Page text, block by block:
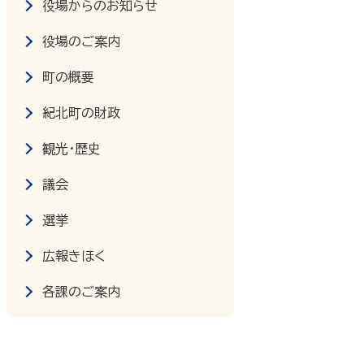
役場からのお知らせ
役場のご案内
町の概要
紀北町の財政
観光・歴史
議会
選挙
広報きほく
各課のご案内